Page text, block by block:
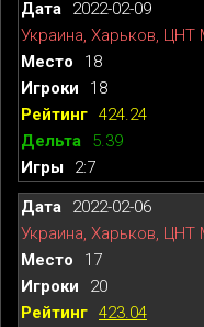
2022-02-09
Украина, Харьков, ЦНТ
18
18
424.24
5.39
2:7
2022-02-06
Украина, Харьков, ЦНТ
17
20
423.04